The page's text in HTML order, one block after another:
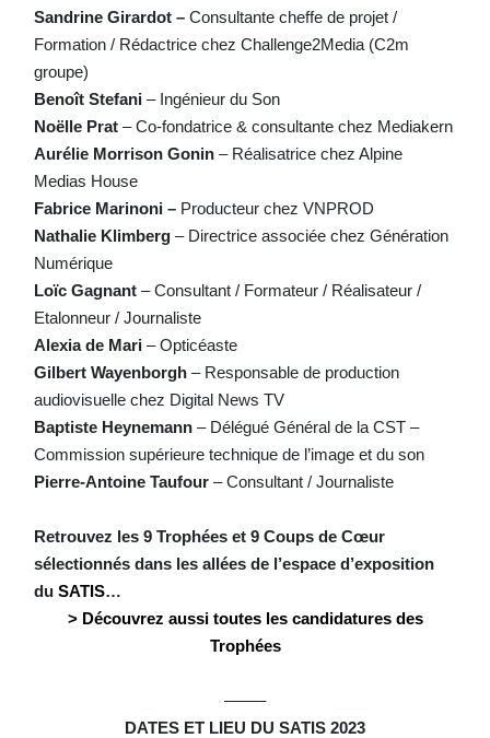
Sandrine Girardot – Consultante cheffe de projet /
Formation / Rédactrice chez Challenge2Media (C2m
groupe)
Benoît Stefani – Ingénieur du Son
Noëlle Prat – Co-fondatrice & consultante chez Mediakern
Aurélie Morrison Gonin – Réalisatrice chez Alpine
Medias House
Fabrice Marinoni –Producteur chez VNPROD
Nathalie Klimberg – Directrice associée chez Génération
Numérique
Loïc Gagnant – Consultant / Formateur / Réalisateur /
Etalonneur / Journaliste
Alexia de Mari –Opticéaste
Gilbert Wayenborgh – Responsable de production
audiovisuelle chez Digital News TV
Baptiste Heynemann – Délégué Général de la CST –
Commission supérieure technique de l’image et du son
Pierre-Antoine Taufour– Consultant / Journaliste
Retrouvez les 9 Trophées et 9 Coups de Cœur
sélectionnés dans les allées de l’espace d’exposition
du SATIS…
> Découvrez aussi toutes les candidatures des
Trophées
——–
DATES ET LIEU DU SATIS 2023